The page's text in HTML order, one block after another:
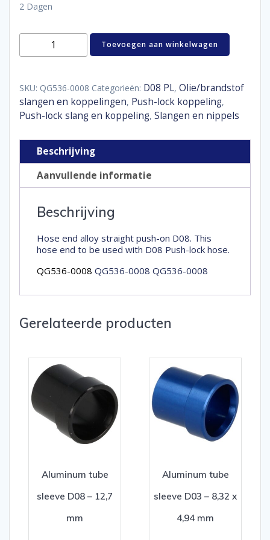
2 Dagen
Hose
straight
D08
aantal
Toevoegen aan winkelwagen
SKU: QG536-0008 Categorieën: D08 PL, Olie/brandstof
slangen en koppelingen, Push-lock koppeling,
Push-lock slang en koppeling, Slangen en nippels
Beschrijving
Aanvullende informatie
Beschrijving
Hose end alloy straight push-on D08. This
hose end to be used with D08 Push-lock hose.
QG536-0008 QG536-0008 QG536-0008
Gerelateerde producten
Aluminum tube
sleeve D08 – 12,7
mm
Aluminum tube
sleeve D03 – 8,32 x
4,94 mm